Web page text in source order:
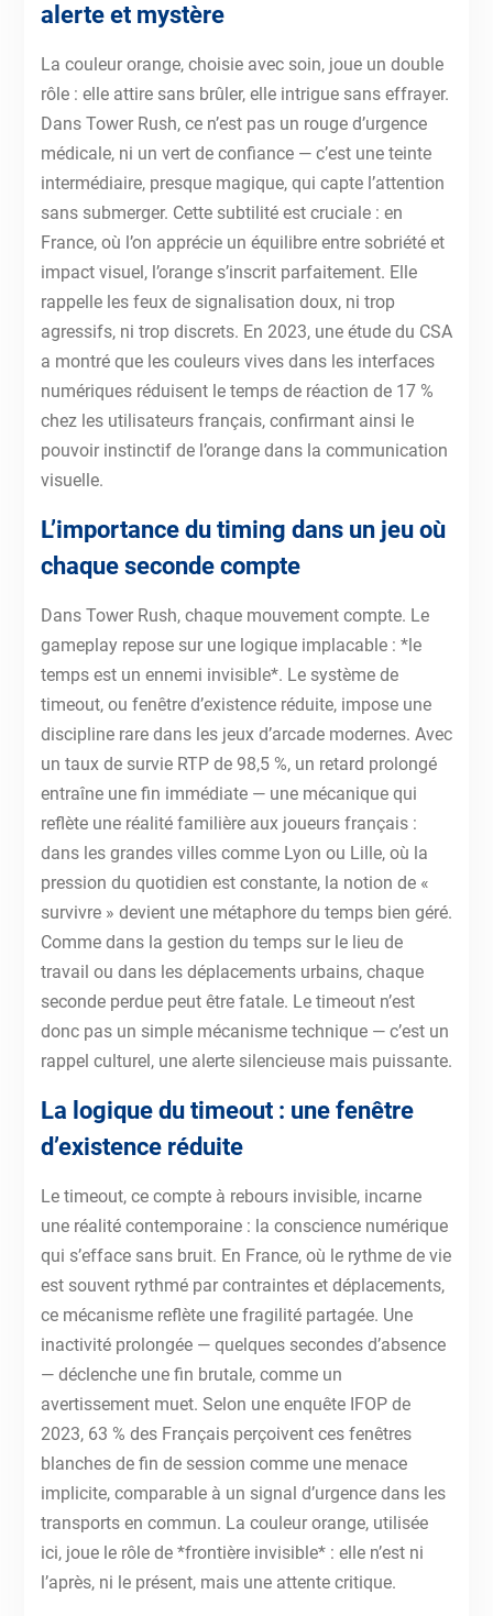
alerte et mystère
La couleur orange, choisie avec soin, joue un double
rôle : elle attire sans brûler, elle intrigue sans effrayer.
Dans Tower Rush, ce n’est pas un rouge d’urgence
médicale, ni un vert de confiance — c’est une teinte
intermédiaire, presque magique, qui capte l’attention
sans submerger. Cette subtilité est cruciale : en
France, où l’on apprécie un équilibre entre sobriété et
impact visuel, l’orange s’inscrit parfaitement. Elle
rappelle les feux de signalisation doux, ni trop
agressifs, ni trop discrets. En 2023, une étude du CSA
a montré que les couleurs vives dans les interfaces
numériques réduisent le temps de réaction de 17 %
chez les utilisateurs français, confirmant ainsi le
pouvoir instinctif de l’orange dans la communication
visuelle.
L’importance du timing dans un jeu où
chaque seconde compte
Dans Tower Rush, chaque mouvement compte. Le
gameplay repose sur une logique implacable : *le
temps est un ennemi invisible*. Le système de
timeout, ou fenêtre d’existence réduite, impose une
discipline rare dans les jeux d’arcade modernes. Avec
un taux de survie RTP de 98,5 %, un retard prolongé
entraîne une fin immédiate — une mécanique qui
reflète une réalité familière aux joueurs français :
dans les grandes villes comme Lyon ou Lille, où la
pression du quotidien est constante, la notion de «
survivre » devient une métaphore du temps bien géré.
Comme dans la gestion du temps sur le lieu de
travail ou dans les déplacements urbains, chaque
seconde perdue peut être fatale. Le timeout n’est
donc pas un simple mécanisme technique — c’est un
rappel culturel, une alerte silencieuse mais puissante.
La logique du timeout : une fenêtre
d’existence réduite
Le timeout, ce compte à rebours invisible, incarne
une réalité contemporaine : la conscience numérique
qui s’efface sans bruit. En France, où le rythme de vie
est souvent rythmé par contraintes et déplacements,
ce mécanisme reflète une fragilité partagée. Une
inactivité prolongée — quelques secondes d’absence
— déclenche une fin brutale, comme un
avertissement muet. Selon une enquête IFOP de
2023, 63 % des Français perçoivent ces fenêtres
blanches de fin de session comme une menace
implicite, comparable à un signal d’urgence dans les
transports en commun. La couleur orange, utilisée
ici, joue le rôle de *frontière invisible* : elle n’est ni
l’après, ni le présent, mais une attente critique.